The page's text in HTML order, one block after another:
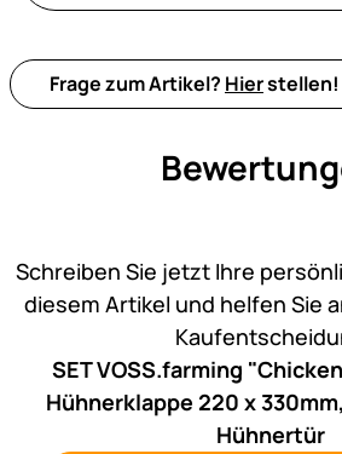
Frage zum Artikel? Hierstellen!
Schreiben Sie jetzt Ihre
diesem Artikel und helfen Sie
SET VOSS.farming
Hühnerklappe 220 x
Hühnertür